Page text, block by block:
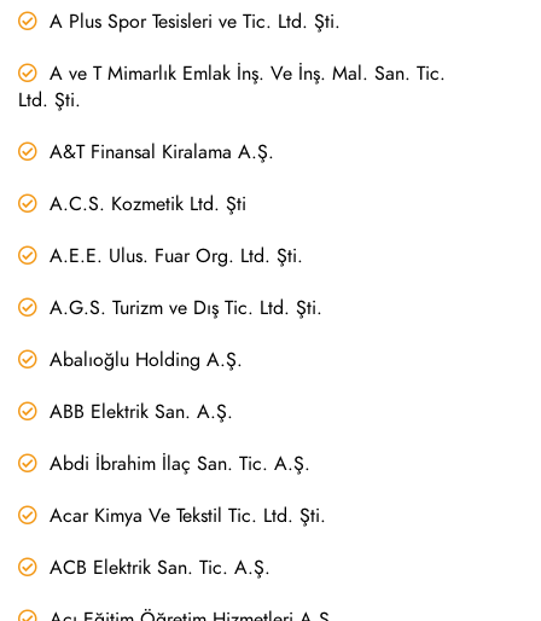
A Plus Spor Tesisleri ve Tic. Ltd. Şti.
A ve T Mimarlık Emlak İnş. Ve İnş. Mal. San. Tic.
Ltd. Şti.
A&T Finansal Kiralama A.Ş.
A.C.S. Kozmetik Ltd. Şti
A.E.E. Ulus. Fuar Org. Ltd. Şti.
A.G.S. Turizm ve Dış Tic. Ltd. Şti.
Abalıoğlu Holding A.Ş.
ABB Elektrik San. A.Ş.
Abdi İbrahim İlaç San. Tic. A.Ş.
Acar Kimya Ve Tekstil Tic. Ltd. Şti.
ACB Elektrik San. Tic. A.Ş.